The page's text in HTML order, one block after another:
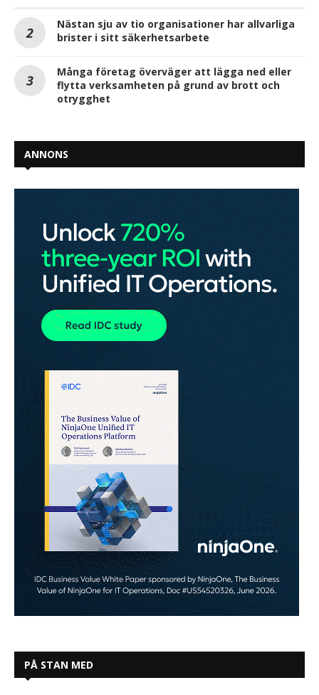
Nästan sju av tio organisationer har allvarliga
brister i sitt säkerhetsarbete
Många företag överväger att lägga ned eller
flytta verksamheten på grund av brott och
otrygghet
ANNONS
PÅ STAN MED